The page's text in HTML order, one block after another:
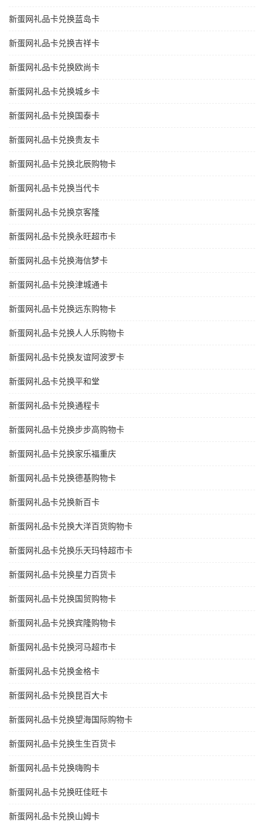
新蛋网礼品卡兑换蓝岛卡
新蛋网礼品卡兑换吉祥卡
新蛋网礼品卡兑换欧尚卡
新蛋网礼品卡兑换城乡卡
新蛋网礼品卡兑换国泰卡
新蛋网礼品卡兑换贵友卡
新蛋网礼品卡兑换北辰购物卡
新蛋网礼品卡兑换当代卡
新蛋网礼品卡兑换京客隆
新蛋网礼品卡兑换永旺超市卡
新蛋网礼品卡兑换海信梦卡
新蛋网礼品卡兑换津城通卡
新蛋网礼品卡兑换远东购物卡
新蛋网礼品卡兑换人人乐购物卡
新蛋网礼品卡兑换友谊阿波罗卡
新蛋网礼品卡兑换平和堂
新蛋网礼品卡兑换通程卡
新蛋网礼品卡兑换步步高购物卡
新蛋网礼品卡兑换家乐福重庆
新蛋网礼品卡兑换德基购物卡
新蛋网礼品卡兑换新百卡
新蛋网礼品卡兑换大洋百货购物卡
新蛋网礼品卡兑换乐天玛特超市卡
新蛋网礼品卡兑换星力百货卡
新蛋网礼品卡兑换国贸购物卡
新蛋网礼品卡兑换宾隆购物卡
新蛋网礼品卡兑换河马超市卡
新蛋网礼品卡兑换金格卡
新蛋网礼品卡兑换昆百大卡
新蛋网礼品卡兑换望海国际购物卡
新蛋网礼品卡兑换生生百货卡
新蛋网礼品卡兑换嗨购卡
新蛋网礼品卡兑换旺佳旺卡
新蛋网礼品卡兑换山姆卡